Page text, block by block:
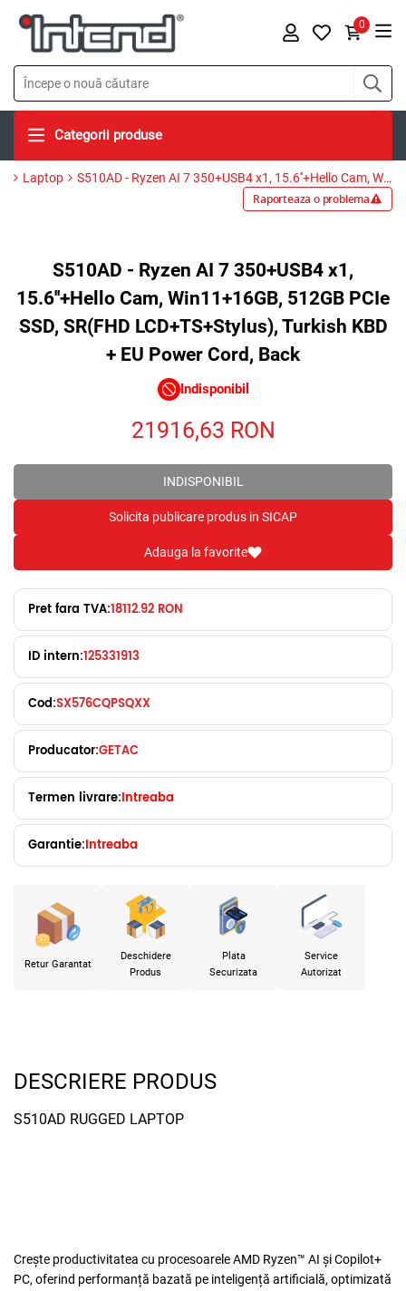
0
Categorii produse
Laptop S510AD - Ryzen AI 7 350+USB4 x1, 15.6''+Hello Cam, Win11+16GB, 512GB PCIe SSD, SR(FHD LCD+TS+Stylus), Turkish KBD + EU Power Cord, Back
Raporteaza o problema
S510AD - Ryzen AI 7 350+USB4 x1,
15.6''+Hello Cam, Win11+16GB, 512GB PCIe
SSD, SR(FHD LCD+TS+Stylus), Turkish KBD
+ EU Power Cord, Back
Indisponibil
21916,63 RON
INDISPONIBIL
Solicita publicare produs in SICAP
Adauga la favorite
Pret fara TVA:18112.92 RON
ID intern:125331913
Cod:SX576CQPSQXX
Producator:GETAC
Termen livrare:Intreaba
Garantie:Intreaba
Retur Garantat
Deschidere
Produs
Plata
Securizata
Service
Autorizat
DESCRIERE PRODUS
S510AD RUGGED LAPTOP
Crește productivitatea cu procesoarele AMD Ryzen™ AI și Copilot+
PC, oferind performanță bazată pe inteligență artificială, optimizată